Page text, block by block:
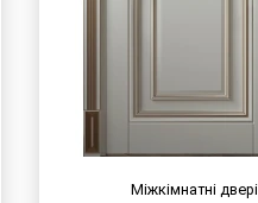
Міжкімнатні двері